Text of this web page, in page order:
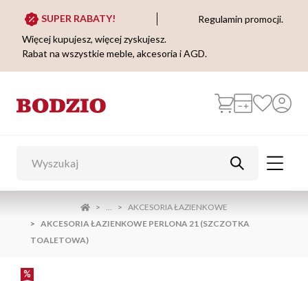
SUPER RABATY!
Regulamin promocji.
Więcej kupujesz, więcej zyskujesz.
Rabat na wszystkie meble, akcesoria i AGD.
...
AKCESORIA ŁAZIENKOWE
AKCESORIA ŁAZIENKOWE PERLONA 21 (SZCZOTKA
TOALETOWA)